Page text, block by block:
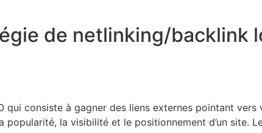
de netlinking/backlink
qui consiste à gagner des liens externes pointant
popularité, la visibilité et le positionnement d’un site.